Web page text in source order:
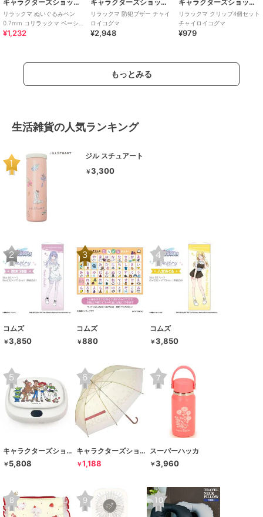
キャラクターズショップ ラフラフ
リラックマ ぬいぐるみペン
0.7mm コリラックマ ベーシッ
クリラックマ
¥1,232
キャラクターズショップ ラフラフ
リラックマ 防犯ブザー チャイ
ロイコグマ
¥2,948
キャラクターズショップ ラフラフ
リラックマ クリップ4個セット
チャイロイコグマ
¥979
もっとみる
生活雑貨の人気ランキング
ジル スチュアート
￥3,300
コムズ
￥3,850
コムズ
￥880
コムズ
￥3,850
キャラクターズショップ ラフラフ
￥ 5,808
キャラクターズショップ ラフラフ
￥1,188
スーパーハッカ
￥3,960